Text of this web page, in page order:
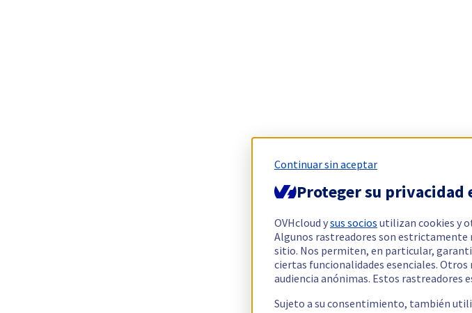
Continuar sin aceptar
Proteger su privacidad
OVHcloud ysus socios utilizan cookies y
Algunos rastreadores son
sitio. Nos permiten, en particular,
ciertas funcionalidades esenciales.
audiencia anónimas. Estos rastreadores
Sujeto a su consentimiento, también